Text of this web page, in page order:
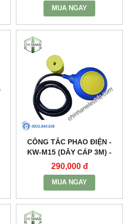
MUA NGAY
CÔNG TẮC PHAO ĐIỆN -
KW-M15 (DÂY CÁP 3M) -
KAWASAN
290,000 đ
MUA NGAY